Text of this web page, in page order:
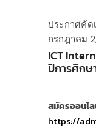
ประกาศคัด
กรกฎาคม
ICT
ปีการศึกษ
สมัครออนไ
https://